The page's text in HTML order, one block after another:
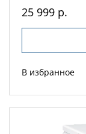
25 999 р.
В избранное